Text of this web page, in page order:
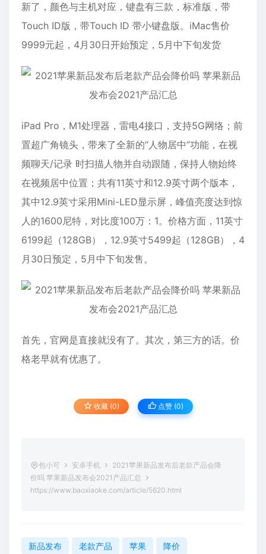
新了，颜色与主机对应，键盘有三款，标准版，带
Touch ID版，带Touch ID 带小键盘版。iMac售价
9999元起，4月30日开始预定，5月中下旬发货
iPad Pro，M1处理器，雷电4接口，支持5G网络；前
置超广角镜头，带来了全新的“人物居中”功能，在视
频聊天/记录 时扫描人物并自动跟随，保持人物始终
在视频居中位置；共有11英寸和12.9英寸两个版本，
其中12.9英寸采用Mini-LED显示屏，峰值亮度达到惊
人的1600尼特，对比度100万：1。价格方面，11英寸
6199起（128GB），12.9英寸5499起（128GB），4
月30日预定，5月中下旬发售。
首先，官网是直接就没有了。其次，第三方的话。价
格老早就有优惠了。
收藏 (0) 点赞 (0)
包小可 安卓手机
2021苹果新品发布后老款产品会降
价吗 苹果新品发布会2021产品汇总
https://www.baoxiaoke.com/article/5620.html
新品发布 老款产品 苹果 降价